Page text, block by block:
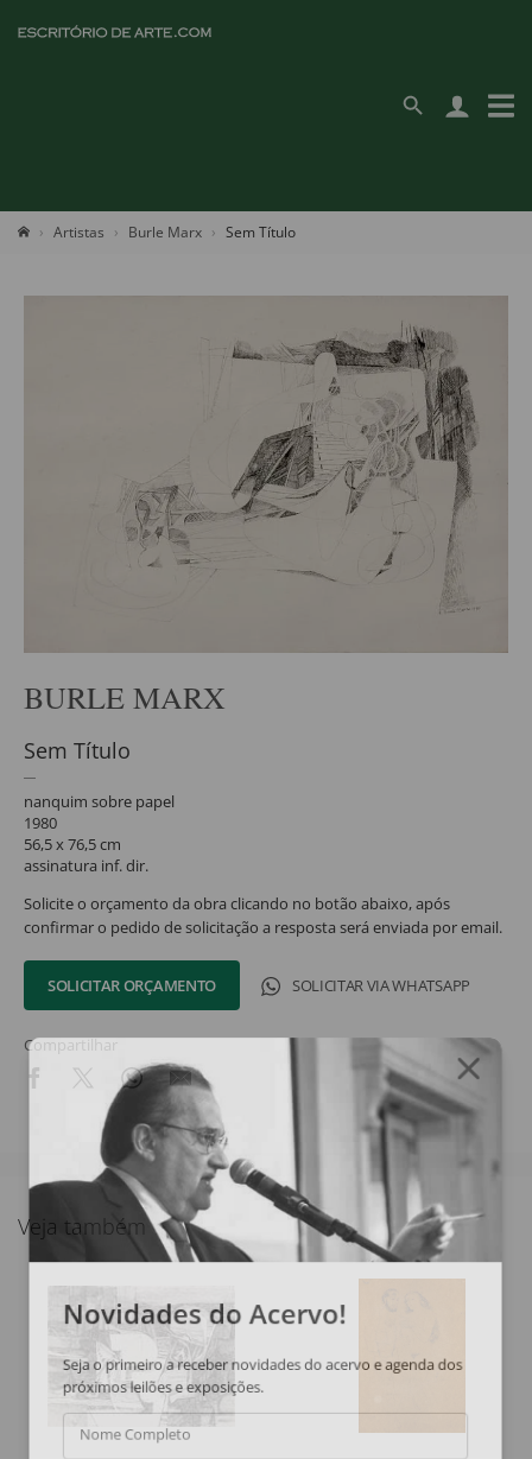
Artistas Burle Marx Sem Título
BURLE MARX
Sem Título
nanquim sobre papel
1980
56,5 x 76,5 cm
assinatura inf. dir.
Solicite o orçamento da obra clicando no botão abaixo, após
confirmar o pedido de solicitação a resposta será enviada por email.
SOLICITAR ORÇAMENTO SOLICITAR VIA WHATSAPP
Compartilhar
Veja também
Novidades do Acervo!
Seja o primeiro a receber novidades do acervo e agenda dos
próximos leilões e exposições.
Nome Completo